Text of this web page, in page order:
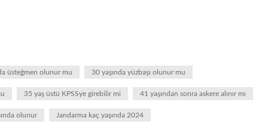
üsteğmen olunur mu 30 yaşında yüzbaşı olunur mu
35 yaş üstü KPSSye girebilir mi 41 yaşından sonra askere alınır mı
olunur Jandarma kaç yaşında 2024